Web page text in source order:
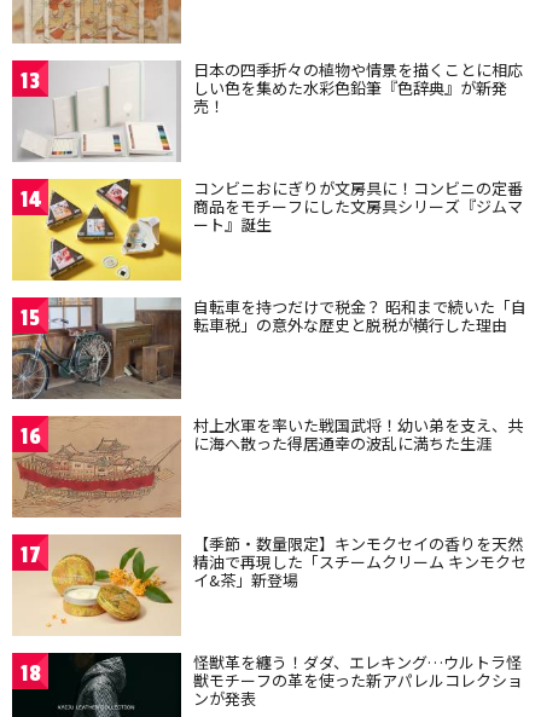
13 日本の四季折々の植物や情景を描くことに相応
しい色を集めた水彩色鉛筆『色辞典』が新発
売！
14 コンビニおにぎりが文房具に！コンビニの定番
商品をモチーフにした文房具シリーズ『ジムマ
ート』誕生
15 自転車を持つだけで税金？ 昭和まで続いた「自
転車税」の意外な歴史と脱税が横行した理由
16 村上水軍を率いた戦国武将！幼い弟を支え、共
に海へ散った得居通幸の波乱に満ちた生涯
17 【季節・数量限定】キンモクセイの香りを天然
精油で再現した「スチームクリーム キンモクセ
イ&茶」新登場
18 怪獣革を纏う！ダダ、エレキング…ウルトラ怪
獣モチーフの革を使った新アパレルコレクショ
ンが発表